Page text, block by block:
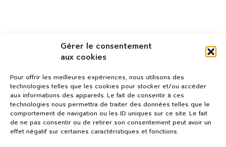
Gérer le consentement
aux cookies
Pour offrir les meilleures expériences, nous utilisons des
technologies telles que les cookies pour stocker et/ou accéder
aux informations des appareils. Le fait de consentir à ces
technologies nous permettra de traiter des données telles que le
comportement de navigation ou les ID uniques sur ce site. Le fait
de ne pas consentir ou de retirer son consentement peut avoir un
effet négatif sur certaines caractéristiques et fonctions.